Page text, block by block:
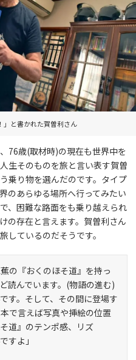
」と書かれた賀曽利さん
76歳(取材時)の現在も世界中を
生そのものを旅と言い表す賀曽
乗り物を選んだのです。タイプ
のあらゆる場所へ行ってみたい
、困難な路面をも乗り越えられ
の存在と言えます。賀曽利さん
しているのだそうです。
の『おくのほそ道』を持っ
読んでいます。(物語の進む)
す。そして、その間に登場す
で言えば写真や挿絵の位置
道』のテンポ感、リズ
すよ」